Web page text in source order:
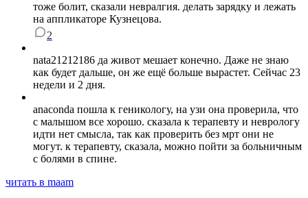
тоже болит, сказали невралгия. делать зарядку и лежать
на аппликаторе Кузнецова.
2
nata21212186 да живот мешает конечно. Даже не знаю
как будет дальше, он же ещё больше вырастет. Сейчас 23
недели и 2 дня.
anaconda пошла к геникологу, на узи она проверила, что
с малышом все хорошо. сказала к терапевту и неврологу
идти нет смысла, так как проверить без мрт они не
могут. к терапевту, сказала, можно пойти за больничным
с болями в спине.
читать в maam